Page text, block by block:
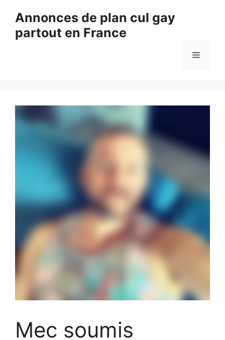
contenu
Annonces de plan cul gay
partout en France
Menu
Mec soumis